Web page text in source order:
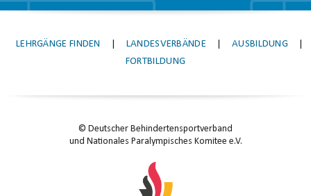
LEHRGÄNGE FINDEN LANDESVERBÄNDE AUSBILDUNG
FORTBILDUNG
© Deutscher Behindertensportverband
und Nationales Paralympisches Komitee e.V.